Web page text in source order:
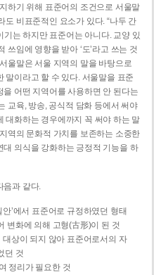
하기 위해 표준어의 조건으로 서울말
도 비표준적인 요소가 있다. “나두 간
기는 하지만 표준어는 아니다. 교양 있
쓰임에 영향을 받아 ‘도’라고 쓰는 것
울말은 서울 지역의 말을 바탕으로
말이라고 할 수 있다. 서울말을 표준
어떤 지역어를 사용하면 안 된다는
교육, 방송, 공식적 담화 등에서 써야
대화하는 경우에까지 꼭 써야 하는 말
역의 문화적 가치를 보존하는 소중한
의식을 강화하는 긍정적 기능을 하
음과 같다.
’에서 표준어로 규정하였던 형태
변화에 의해 고형(古形)이 된 것
상이 되지 않아 표준어로서의 자
던 것
정리가 필요한 것